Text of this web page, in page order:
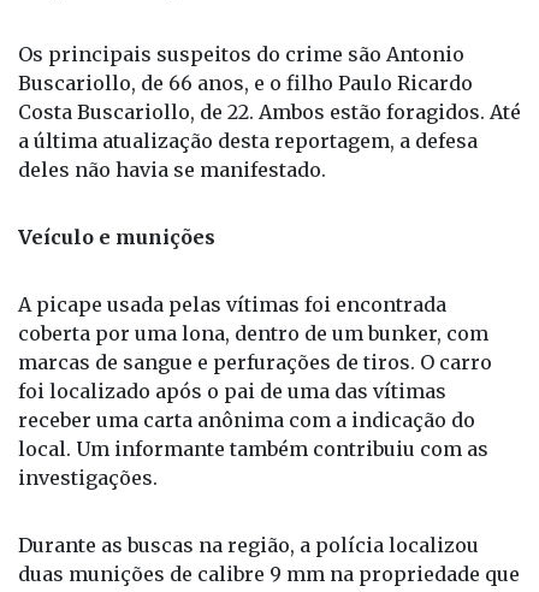
Os principais suspeitos do crime são Antonio
Buscariollo, de 66 anos, e o filho Paulo Ricardo
Costa Buscariollo, de 22. Ambos estão foragidos. Até
a última atualização desta reportagem, a defesa
deles não havia se manifestado.
Veículo e munições
A picape usada pelas vítimas foi encontrada
coberta por uma lona, dentro de um bunker, com
marcas de sangue e perfurações de tiros. O carro
foi localizado após o pai de uma das vítimas
receber uma carta anônima com a indicação do
local. Um informante também contribuiu com as
investigações.
Durante as buscas na região, a polícia localizou
duas munições de calibre 9 mm na propriedade que